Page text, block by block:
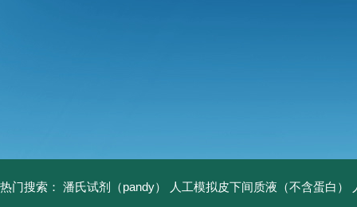
热门搜索： 潘氏试剂（pandy） 人工模拟皮下间质液（不含蛋白）